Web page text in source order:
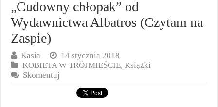
„Cudowny chłopak” od
Wydawnictwa Albatros (Czytam na
Zaspie)
Kasia
14 stycznia 2018
KOBIETA W TRÓJMIEŚCIE,Książki
Skomentuj